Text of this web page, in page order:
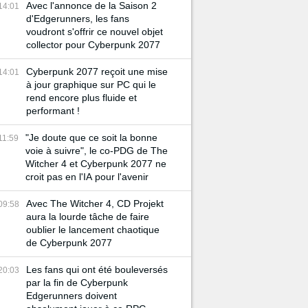
Avec l'annonce de la Saison 2
d'Edgerunners, les fans
voudront s'offrir ce nouvel objet
collector pour Cyberpunk 2077
Cyberpunk 2077 reçoit une mise
à jour graphique sur PC qui le
rend encore plus fluide et
performant !
"Je doute que ce soit la bonne
voie à suivre", le co-PDG de The
Witcher 4 et Cyberpunk 2077 ne
croit pas en l'IA pour l'avenir
Avec The Witcher 4, CD Projekt
aura la lourde tâche de faire
oublier le lancement chaotique
de Cyberpunk 2077
Les fans qui ont été bouleversés
par la fin de Cyberpunk
Edgerunners doivent